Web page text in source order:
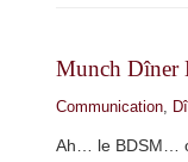
Munch Dîner
Communication,
Ah… le BDSM…